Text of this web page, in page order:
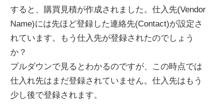
すると、購買見積が作成されました。仕入先(Vendor
Name)には先ほど登録した連絡先(Contact)が設定さ
れています。もう仕入先が登録されたのでしょう
か？
プルダウンで見るとわかるのですが、この時点では
仕入れ先はまだ登録されていません。仕入先はもう
少し後で登録されます。